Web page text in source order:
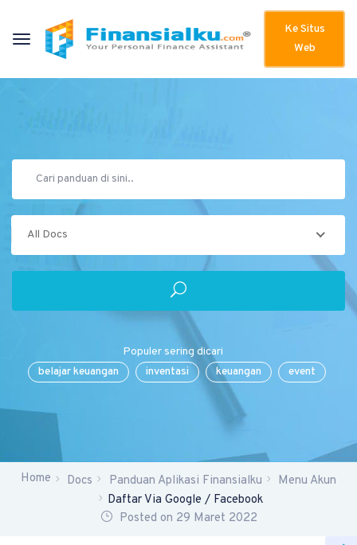
Ke Situs
Web
All Docs
Populer sering dicari
belajar keuangan
inventasi keuangan event
Home Docs Panduan Aplikasi Finansialku
Menu Akun
Daftar Via Google / Facebook
Posted on 29 Maret 2022